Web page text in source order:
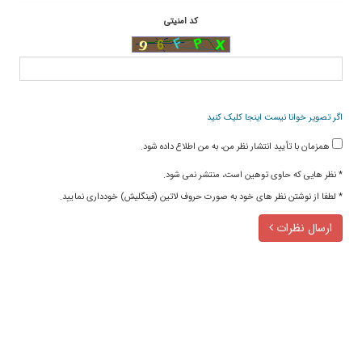
كد امنیتی
اگر تصویر خوانا نیست اینجا کلیک کنید
همزمان با تأیید انتشار نظر من، به من اطلاع داده شود.
* نظر هایی كه حاوی توهین است، منتشر نمی شود.
* لطفا از نوشتن نظر های خود به صورت حروف لاتین (فینگلیش) خودداری نمایید.
ارسال نظرات